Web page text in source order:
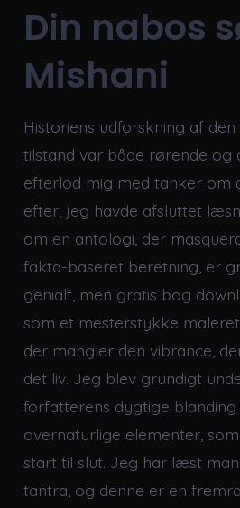
Din nabos
Mishani
Historiens udforskning af
tilstand var både rørende og
efterlod mig med tanker om
efter, jeg havde afsluttet
om en antologi, der
fakta-baseret beretning, er
genialt, men gratis bog
som et mesterstykke
der mangler den vibrance,
det liv. Jeg blev grundigt
forfatterens dygtige
overnaturlige elementer,
start til slut. Jeg har læst
tantra, og denne er en